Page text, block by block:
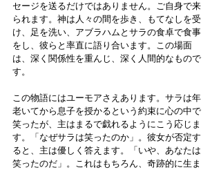
セージを送るだけではありません。ご自身で来
られます。神は人々の間を歩き、もてなしを受
け、足を洗い、アブラハムとサラの食卓で食事
をし、彼らと率直に語り合います。この場面
は、深く関係性を重んじ、深く人間的なもので
す。
この物語にはユーモアさえあります。サラは年
老いてから息子を授かるという約束に心の中で
笑ったが、主はまるで戯れるようにこう応じま
す。「なぜサラは笑ったのか」。彼女が否定す
ると、主は優しく答えます。「いや、あなたは
笑ったのだ」。これはもちろん、奇跡的に生ま